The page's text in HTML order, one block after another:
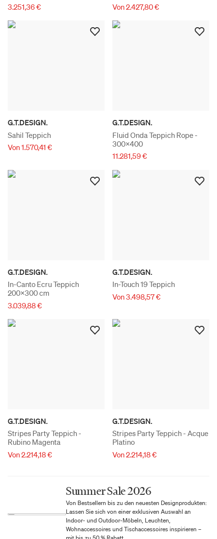
3.251,36 €
Von 2.427,80 €
G.T.DESIGN.
Sahil Teppich
Von 1.570,41 €
G.T.DESIGN.
Fluid Onda Teppich Rope -
300x400
11.281,59 €
G.T.DESIGN.
In-Canto Ecru Teppich
200x300 cm
3.039,88 €
G.T.DESIGN.
In-Touch 19 Teppich
Von 3.498,57 €
G.T.DESIGN.
Stripes Party Teppich -
Rubino Magenta
Von 2.214,18 €
G.T.DESIGN.
Stripes Party Teppich - Acque
Platino
Von 2.214,18 €
Summer Sale 2026
Von Bestsellern bis zu den neuesten Designprodukten:
Lassen Sie sich von einer exklusiven Auswahl an
Indoor- und Outdoor-Möbeln, Leuchten,
Wohnaccessoires und Tischaccessoires inspirieren –